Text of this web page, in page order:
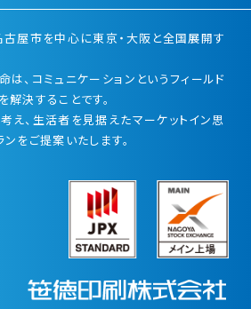
古屋市を中心に東京・大阪と全国展開す
、コミュニケーションというフィールド
決することです。
え、生活者を見据えたマーケットイン思
をご提案いたします。